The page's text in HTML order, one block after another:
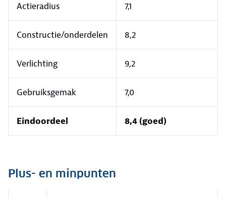
Actieradius 7,1
Constructie/onderdelen 8,2
Verlichting 9,2
Gebruiksgemak 7,0
Eindoordeel 8,4 (goed)
Plus- en minpunten